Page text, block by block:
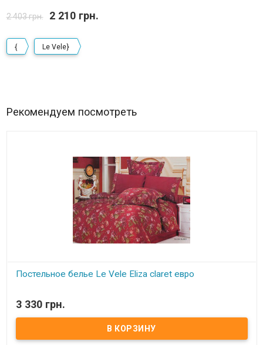
2 403 грн. 2 210 грн.
{ Le Vele}
Рекомендуем посмотреть
Постельное белье Le Vele Eliza claret евро
пододеяльник:
240x260 см - сатин;
ткань:сатин+шелк.
3 330 грн.